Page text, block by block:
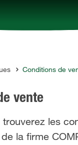
Conditions de
vente
les
la firme